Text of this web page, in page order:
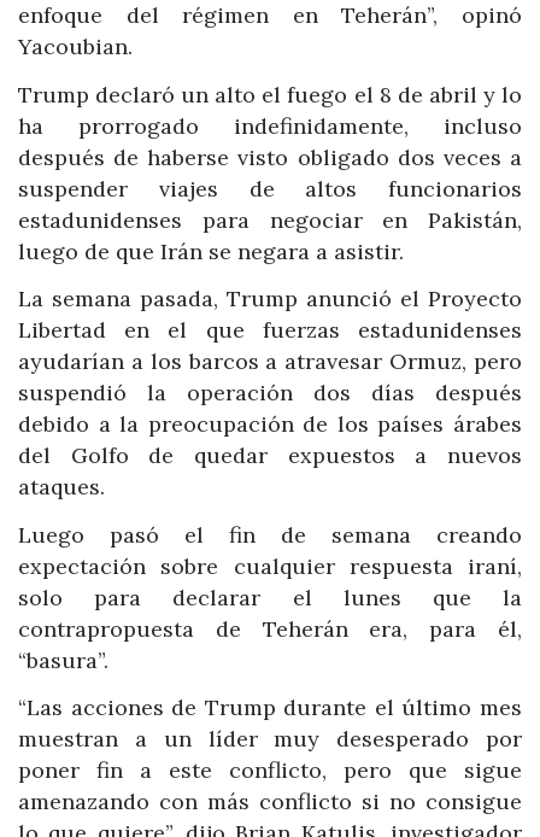
enfoque del régimen en Teherán”, opinó
Yacoubian.
Trump declaró un alto el fuego el 8 de abril y lo
ha prorrogado indefinidamente, incluso
después de haberse visto obligado dos veces a
suspender viajes de altos funcionarios
estadunidenses para negociar en Pakistán,
luego de que Irán se negara a asistir.
La semana pasada, Trump anunció el Proyecto
Libertad en el que fuerzas estadunidenses
ayudarían a los barcos a atravesar Ormuz, pero
suspendió la operación dos días después
debido a la preocupación de los países árabes
del Golfo de quedar expuestos a nuevos
ataques.
Luego pasó el fin de semana creando
expectación sobre cualquier respuesta iraní,
solo para declarar el lunes que la
contrapropuesta de Teherán era, para él,
“basura”.
“Las acciones de Trump durante el último mes
muestran a un líder muy desesperado por
poner fin a este conflicto, pero que sigue
amenazando con más conflicto si no consigue